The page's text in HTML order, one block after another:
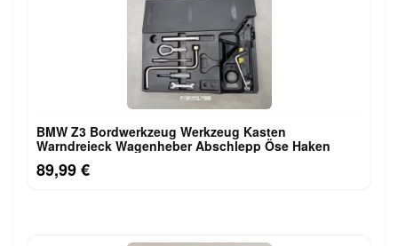
BMW Z3 Bordwerkzeug Werkzeug Kasten
Warndreieck Wagenheber Abschlepp Öse Haken
89,99 €